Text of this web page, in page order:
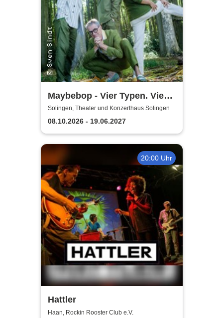
Maybebop - Vier Typen. Vier
Mikrofone. Sonst nichts.
Solingen, Theater und Konzerthaus Solingen
08.10.2026 - 19.06.2027
20:00 Uhr
Hattler
Haan, Rockin Rooster Club e.V.